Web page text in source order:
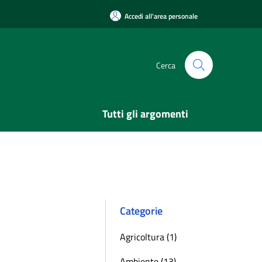
Accedi all'area personale
Cerca
Tutti gli argomenti
Categorie
Agricoltura (1)